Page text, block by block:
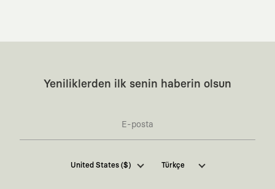
Yeniliklerden ilk senin haberin olsun
Kaft Tasarım Tekstil Sanayi ve Ticaret Anonim
United States ($) Türkçe